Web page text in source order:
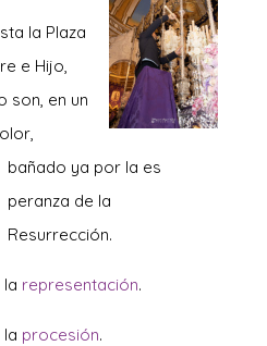
la Plaza
e Hijo,
son, en un
bañado ya por la es
peranza de la
Resurrección.
representación.
procesión.